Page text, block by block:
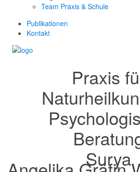
Team Praxis & Schule
Publikationen
Kontakt
Praxis
Surya